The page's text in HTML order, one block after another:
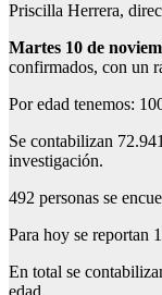
Priscilla Herrera,
Martes 10 de
confirmados, con un
Por edad tenemos:
Se contabilizan
investigación.
492 personas se
Para hoy se reportan
En total se